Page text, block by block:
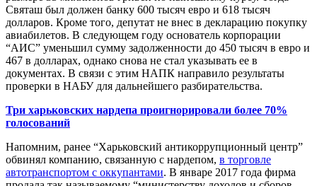
Святаш был должен банку 600 тысяч евро и 618 тысяч
долларов. Кроме того, депутат не внес в декларацию покупку
авиабилетов. В следующем году основатель корпорации
“АИС” уменьшил сумму задолженности до 450 тысяч в евро и
467 в долларах, однако снова не стал указывать ее в
документах. В связи с этим НАПК направило результаты
проверки в НАБУ для дальнейшего разбирательства.
Три харьковских нардепа проигнорировали более 70%
голосований
Напомним, ранее “Харьковский антикоррупционный центр”
обвинял компанию, связанную с нардепом, в торговле
автотранспортом с оккупантами. В январе 2017 года фирма